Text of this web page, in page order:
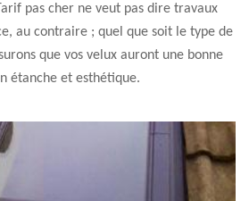
pas cher ne veut pas dire travaux
au contraire ; quel que soit le type de
que vos velux auront une bonne
étanche et esthétique.